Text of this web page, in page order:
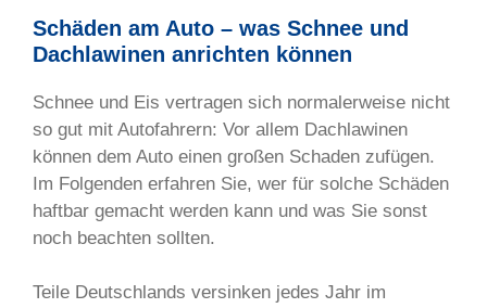
Schäden am Auto – was Schnee und
Dachlawinen anrichten können
Schnee und Eis vertragen sich normalerweise nicht
so gut mit Autofahrern: Vor allem Dachlawinen
können dem Auto einen großen Schaden zufügen.
Im Folgenden erfahren Sie, wer für solche Schäden
haftbar gemacht werden kann und was Sie sonst
noch beachten sollten.
Teile Deutschlands versinken jedes Jahr im